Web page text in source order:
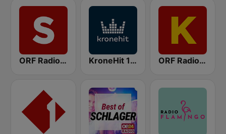
ORF Radio Salzburg KroneHit 105.8 ORF Radio Kärnten